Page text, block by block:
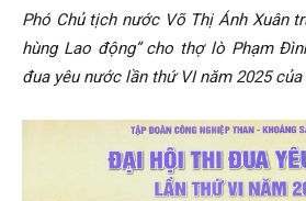
Phó Chủ tịch nước Võ Thị Ánh Xuân
hùng Lao động” cho thợ lò Phạm
đua yêu nước lần thứ VI năm 2025 của